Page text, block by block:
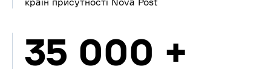
країн присутності Nova Post
35 000 +